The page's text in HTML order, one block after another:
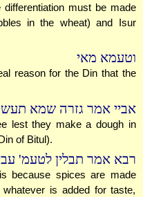
differentiation must be made
in the wheat) and Isur
וטעמא מאי
reason for the Din that the
אביי אמר גזרה שמא
lest they make a dough in
of Bitul).
רבא אמר תבלין לטעמ'
because spices are made
is added for taste,